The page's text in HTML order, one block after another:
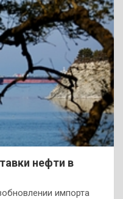
нефти в
импорта